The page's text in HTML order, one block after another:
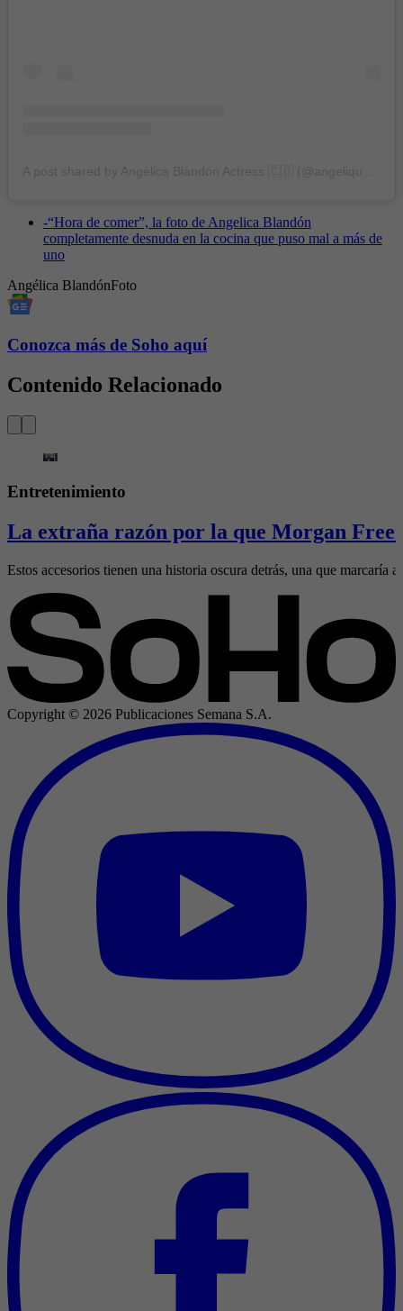
-“Hora de comer”, la foto de Angelica Blandón
completamente desnuda en la cocina que puso mal a más de
uno
Angélica BlandónFoto
Conozca más de Soho aquí
Contenido Relacionado
Entretenimiento
La extraña razón por la que Morgan
Estos accesorios tienen una historia oscura detrás, una que marcaría
Copyright © 2026 Publicaciones Semana S.A.